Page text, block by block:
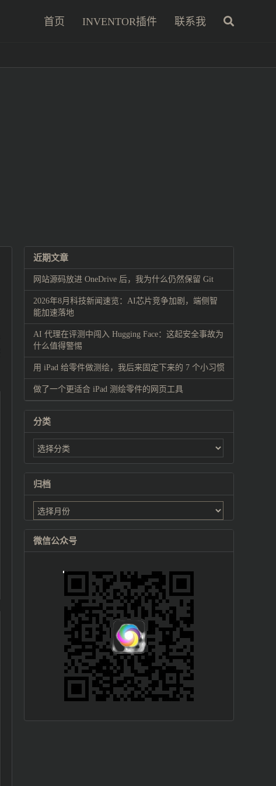
首页 INVENTOR插件 联系我
近期文章
网站源码放进 OneDrive 后，我为什么仍然保留 Git
2026年8月科技新闻速览：AI芯片竞争加剧，端侧智
能加速落地
AI 代理在评测中闯入 Hugging Face：这起安全事故为
什么值得警惕
用 iPad 给零件做测绘，我后来固定下来的 7 个小习惯
做了一个更适合 iPad 测绘零件的网页工具
分类
归档
微信公众号